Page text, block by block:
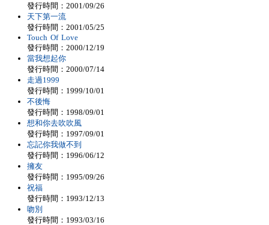
發行時間：2001/09/26
天下第一流
發行時間：2001/05/25
Touch Of Love
發行時間：2000/12/19
當我想起你
發行時間：2000/07/14
走過1999
發行時間：1999/10/01
不後悔
發行時間：1998/09/01
想和你去吹吹風
發行時間：1997/09/01
忘記你我做不到
發行時間：1996/06/12
擁友
發行時間：1995/09/26
祝福
發行時間：1993/12/13
吻別
發行時間：1993/03/16